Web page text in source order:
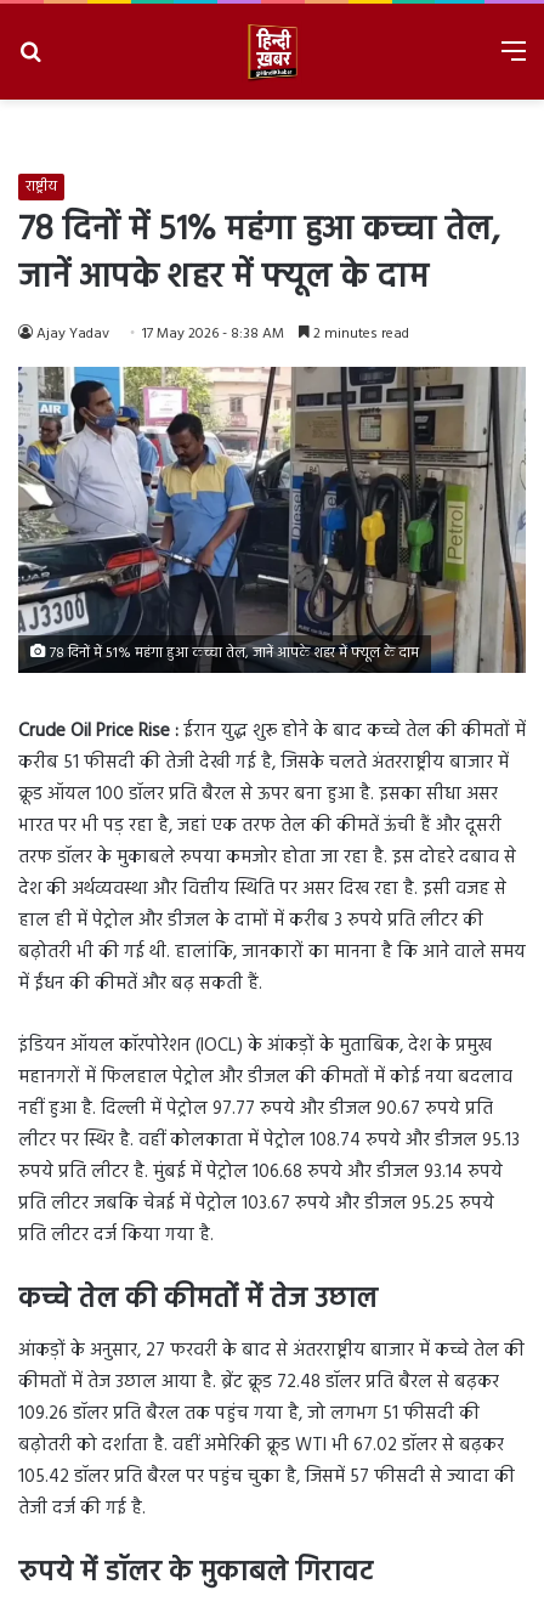
राष्ट्रीय
78 दिनों में 51% महंगा हुआ कच्चा तेल,
जानें आपके शहर में फ्यूल के दाम
Ajay Yadav 17 May 2026 - 8:38 AM 2 minutes read
78 दिनों में 51% महंगा हुआ कच्चा तेल, जानें आपके शहर में फ्यूल के दाम
Crude Oil Price Rise :ईरान युद्ध शुरू होने के बाद कच्चे तेल की कीमतों में
करीब 51 फीसदी की तेजी देखी गई है, जिसके चलते अंतरराष्ट्रीय बाजार में
क्रूड ऑयल 100 डॉलर प्रति बैरल से ऊपर बना हुआ है. इसका सीधा असर
भारत पर भी पड़ रहा है, जहां एक तरफ तेल की कीमतें ऊंची हैं और दूसरी
तरफ डॉलर के मुकाबले रुपया कमजोर होता जा रहा है. इस दोहरे दबाव से
देश की अर्थव्यवस्था और वित्तीय स्थिति पर असर दिख रहा है. इसी वजह से
हाल ही में पेट्रोल और डीजल के दामों में करीब 3 रुपये प्रति लीटर की
बढ़ोतरी भी की गई थी. हालांकि, जानकारों का मानना है कि आने वाले समय
में ईंधन की कीमतें और बढ़ सकती हैं.
इंडियन ऑयल कॉरपोरेशन (IOCL) के आंकड़ों के मुताबिक, देश के प्रमुख
महानगरों में फिलहाल पेट्रोल और डीजल की कीमतों में कोई नया बदलाव
नहीं हुआ है. दिल्ली में पेट्रोल 97.77 रुपये और डीजल 90.67 रुपये प्रति
लीटर पर स्थिर है. वहीं कोलकाता में पेट्रोल 108.74 रुपये और डीजल 95.13
रुपये प्रति लीटर है. मुंबई में पेट्रोल 106.68 रुपये और डीजल 93.14 रुपये
प्रति लीटर जबकि चेन्नई में पेट्रोल 103.67 रुपये और डीजल 95.25 रुपये
प्रति लीटर दर्ज किया गया है.
कच्चे तेल की कीमतों में तेज उछाल
आंकड़ों के अनुसार, 27 फरवरी के बाद से अंतरराष्ट्रीय बाजार में कच्चे तेल की
कीमतों में तेज उछाल आया है. ब्रेंट क्रूड 72.48 डॉलर प्रति बैरल से बढ़कर
109.26 डॉलर प्रति बैरल तक पहुंच गया है, जो लगभग 51 फीसदी की
बढ़ोतरी को दर्शाता है. वहीं अमेरिकी क्रूड WTI भी 67.02 डॉलर से बढ़कर
105.42 डॉलर प्रति बैरल पर पहुंच चुका है, जिसमें 57 फीसदी से ज्यादा की
तेजी दर्ज की गई है.
रुपये में डॉलर के मुकाबले गिरावट